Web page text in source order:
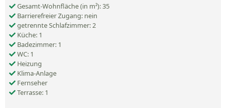
Gesamt-Wohnfläche (in m²): 35
Barrierefreier Zugang: nein
getrennte Schlafzimmer: 2
Küche: 1
Badezimmer: 1
WC: 1
Heizung
Klima-Anlage
Fernseher
Terrasse: 1